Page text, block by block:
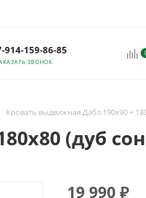
914-159-86-85
ЗВОНОК
Кровать выдвижная Дабл 190х90 +
(дуб
19 990 ₽